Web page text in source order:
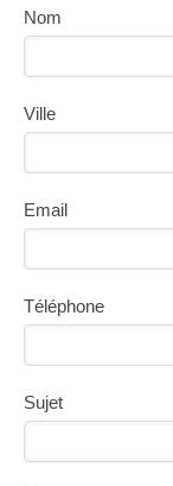
Nom
Ville
Email
Téléphone
Sujet